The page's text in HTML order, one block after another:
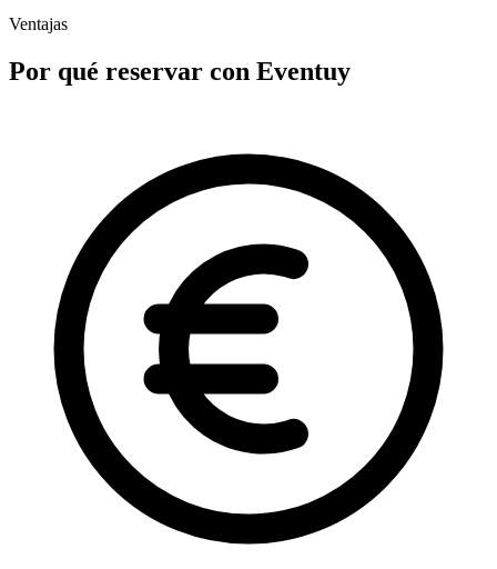
Ventajas
Por qué reservar con Eventuy